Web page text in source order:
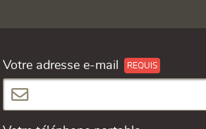
Votre adresse e-mail